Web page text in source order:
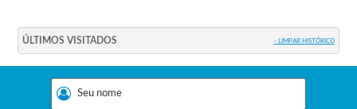
ÚLTIMOS VISITADOS - LIMPAR HISTÓRICO